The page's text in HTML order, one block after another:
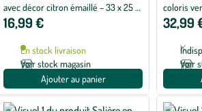
avec décor citron émaillé – 33 x 25 x
16 cm
16,99 €
En stock livraison
Voir stock magasin
Ajouter au panier
coloris
mm
32,99
Voir